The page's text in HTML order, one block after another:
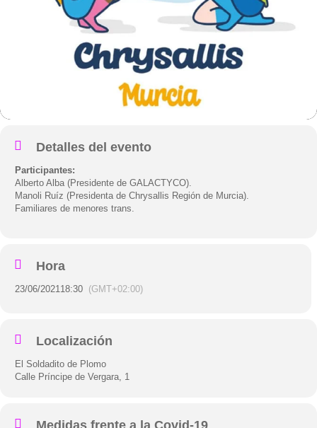
Detalles del evento
Participantes:
Alberto Alba (Presidente de GALACTYCO).
Manoli Ruíz (Presidenta de Chrysallis Región de Murcia).
Familiares de menores trans.
Hora
23/06/202118:30 (GMT+02:00)
Localización
El Soldadito de Plomo
Calle Príncipe de Vergara, 1
Medidas frente a la Covid-19